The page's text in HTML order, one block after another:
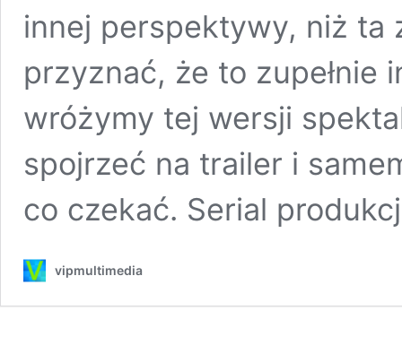
innej perspektywy, niż ta
przyznać, że to zupełnie
wróżymy tej wersji
spojrzeć na trailer i
co czekać. Serial
vipmultimedia